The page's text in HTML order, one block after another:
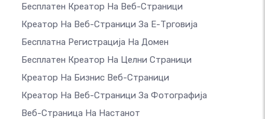
Бесплатен Креатор На Веб-Страници
Креатор На Веб-Страници За Е-Трговија
Бесплатна Регистрација На Домен
Бесплатен Креатор На Целни Страници
Креатор На Бизнис Веб-Страници
Креатор На Веб-Страници За Фотографија
Веб-Страница На Настанот